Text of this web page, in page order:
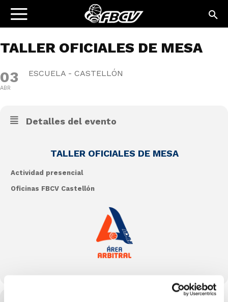
TALLER OFICIALES DE MESA
03
ABR
ESCUELA - CASTELLÓN
Detalles del evento
TALLER OFICIALES DE MESA
Actividad presencial
Oficinas FBCV Castellón